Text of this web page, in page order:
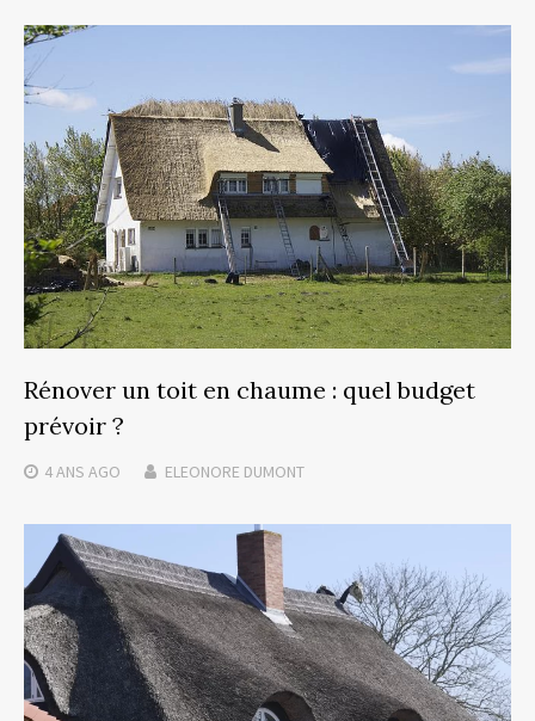
Rénover un toit en chaume : quel budget
prévoir ?
4 ANS AGO ELEONORE DUMONT